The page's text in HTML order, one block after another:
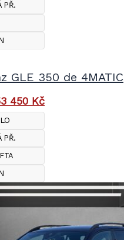
PŘ.
GLE 350 de 4MATIC
450 Kč
PŘ.